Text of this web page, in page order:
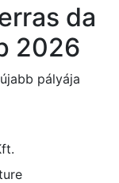
da
2026
pályája